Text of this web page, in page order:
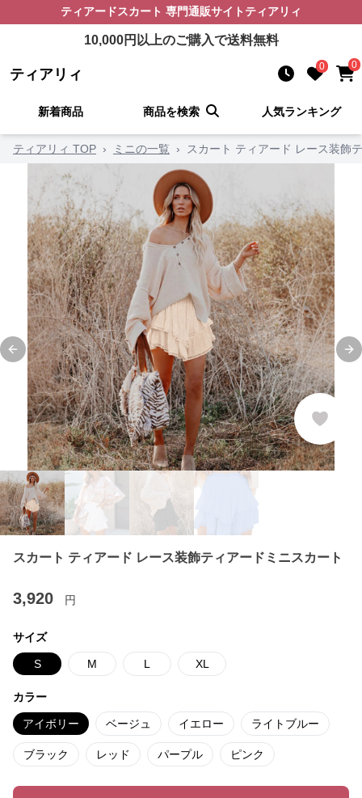
ティアードスカート 専門通販サイト ティアリィ
10,000円以上のご購入で送料無料
ティアリィ 0 0
新着商品 商品を検索 人気ランキング
ティアリィ TOP › ミニの一覧 › スカート ティアード レース装飾
Previous slide
スカート ティアード レース装飾ティアードミニスカート
3,920 円
サイズ
S M L XL
カラー
アイボリー ベージュ イエロー ライトブルー
ブラック レッド パープル ピンク